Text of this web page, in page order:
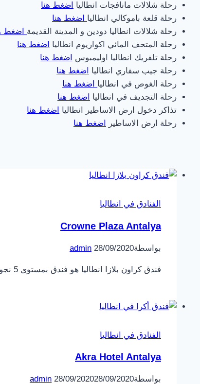
رحلة شلالات مانافجات انطاليا اضغط هنا
رحلة قلعة باموكالي انطاليا اضغط هنا
رحلة شلالات انطاليا دودين و المدينة القديمة اضغط
رحلة المتحف المائي اكواريوم انطاليا اضغط هنا
رحلة تلفريك انطاليا اوليمبوس اضغط هنا
رحلة جيب سفاري انطاليا اضغط هنا
رحلة الغوص في انطاليا اضغط هنا
رحلة التجديف في انطاليا اضغط هنا
تذاكر دخول ارض الاساطير انطاليا اضغط هنا
رحلة ارض الاساطير
اضغط هنا
الفنادق في انطاليا
Crowne Plaza Antalya
بواسطة admin 28/09/2020
فندق كراون بلازا انطاليا هو فندق بمستوى 5 نجوم يتميز بموقعه على شاطئ كونيالتي و قريب من مركز اتاتورك الثقافي ، يضم ما يقارب 194 غرفة…
الفنادق في انطاليا
Akra Hotel Antalya
بواسطة admin 28/09/202028/09/2020